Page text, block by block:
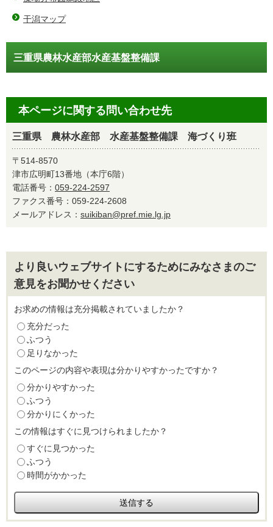
干潟マップ
三重県農林水産部水産基盤整備課
本ページに関する問い合わせ先
三重県 農林水産部 水産基盤整備課 海づくり班
〒514-8570
津市広明町13番地（本庁6階）
電話番号： 059-224-2597
ファクス番号：059-224-2608
メールアドレス： suikiban@pref.mie.lg.jp
より良いウェブサイトにするためにみなさまのご
意見をお聞かせください
お求めの情報は充分掲載されていましたか？
充分だった
ふつう
足りなかった
このページの内容や表現は分かりやすかったですか？
分かりやすかった
ふつう
分かりにくかった
この情報はすぐに見つけられましたか？
すぐに見つかった
ふつう
時間がかかった